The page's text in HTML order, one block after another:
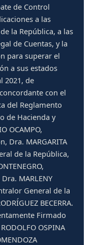
de Control
a las
la República, a las
de Cuentas, y la
para superar el
a sus estados
2021, de
con el
del Reglamento
de Hacienda y
OCAMPO,
Dra. MARGARITA
de la República,
MARLENY
General de la
BECERRA.
Firmado
OSPINA